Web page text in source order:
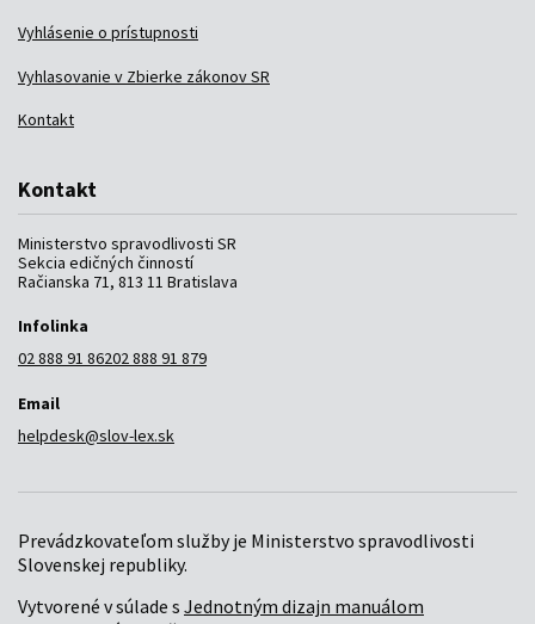
Vyhlásenie o prístupnosti
Vyhlasovanie v Zbierke zákonov SR
Kontakt
Kontakt
Ministerstvo spravodlivosti SR
Sekcia edičných činností
Račianska 71, 813 11 Bratislava
Infolinka
02 888 91 86202 888 91 879
Email
helpdesk@slov-lex.sk
Prevádzkovateľom služby je Ministerstvo spravodlivosti
Slovenskej republiky.
Vytvorené v súlade s Jednotným dizajn manuálom